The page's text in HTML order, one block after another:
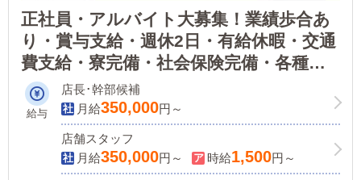
正社員・アルバイト大募集！業績歩合あ
り・賞与支給・週休2日・有給休暇・交通
費支給・寮完備・社会保険完備・各種手
当完備
給与
店長･幹部候補
月給350,000円～
店舗スタッフ
月給350,000円～ 時給1,500円～